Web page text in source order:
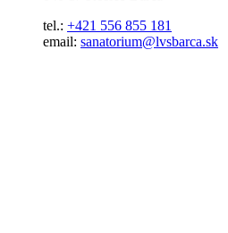
tel.: +421 556 855 181
email: sanatorium@lvsbarca.sk